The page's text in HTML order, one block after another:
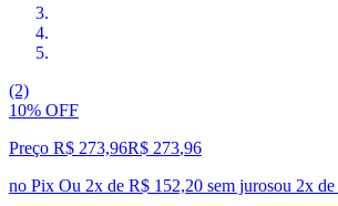
(2)
10% OFF
Preço R$ 273,96R$ 273,96
no Pix Ou 2x de R$ 152,20 sem jurosou 2x de